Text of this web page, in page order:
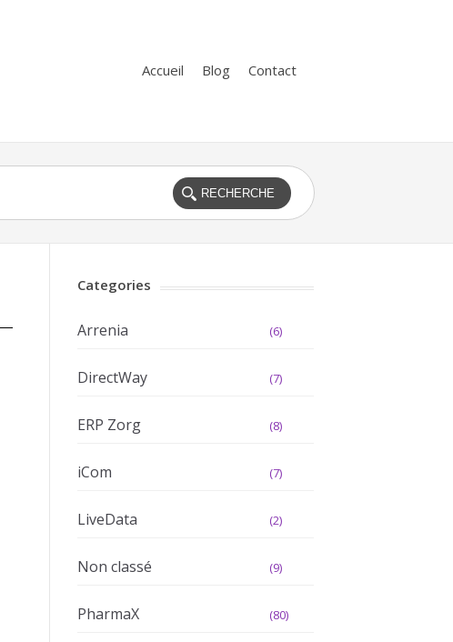
Accueil Blog Contact
Categories
Arrenia (6)
DirectWay (7)
ERP Zorg (8)
iCom (7)
LiveData (2)
Non classé (9)
PharmaX (80)